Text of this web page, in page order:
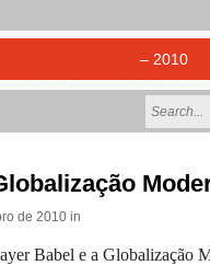
de 2010 in
Babel e a Globalização